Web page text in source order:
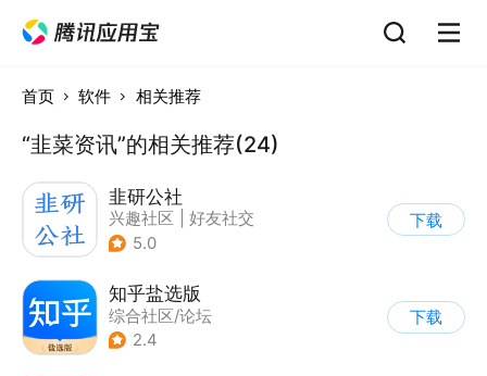
首页 软件 相关推荐
“韭菜资讯”的相关推荐(24)
韭研公社
兴趣社区
好友社交
5.0
下载
知乎盐选版
综合社区/论坛
| 知识社区
2.4
下载